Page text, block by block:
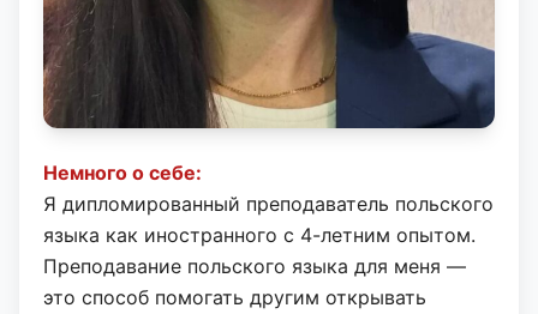
Немного о себе:
Я дипломированный преподаватель польского
языка как иностранного с 4-летним опытом.
Преподавание польского языка для меня —
это способ помогать другим открывать